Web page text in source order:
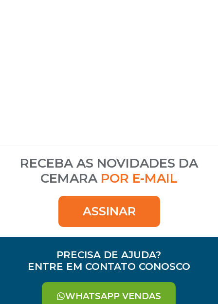
RECEBA AS NOVIDADES DA
CEMARA POR E-MAIL
ASSINAR
PRECISA DE AJUDA?
ENTRE EM CONTATO CONOSCO
WHATSAPP VENDAS